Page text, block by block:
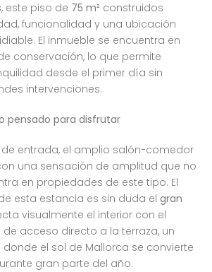
este piso de 75 m² construidos
funcionalidad y una ubicación
El inmueble se encuentra en
conservación, lo que permite
desde el primer día sin
intervenciones.
pensado para disfrutar
de entrada, el amplio salón-comedor
una sensación de amplitud que no
en propiedades de este tipo. El
esta estancia es sin duda el gran
visualmente el interior con el
de acceso directo a la terraza, un
el sol de Mallorca se convierte
gran parte del año.